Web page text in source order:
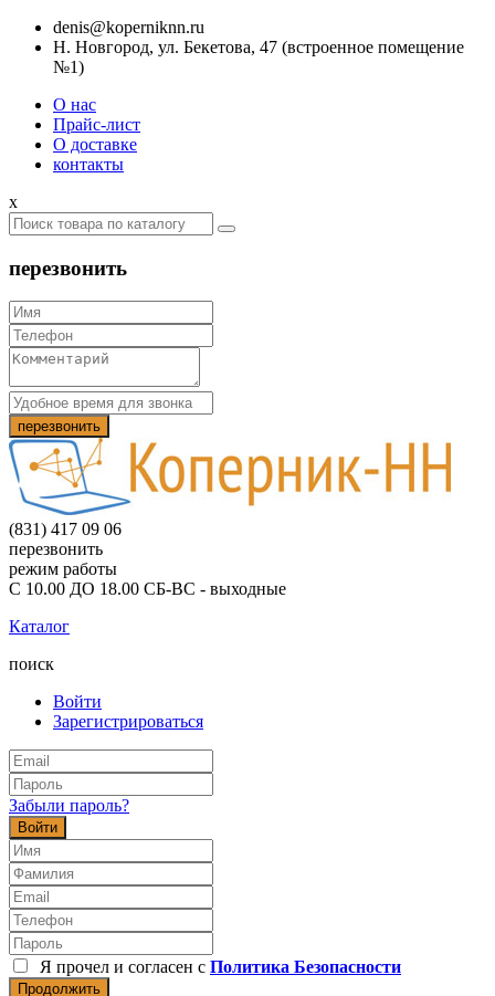
denis@koperniknn.ru
Н. Новгород, ул. Бекетова, 47 (встроенное помещение
№1)
О нас
Прайс-лист
О доставке
контакты
x
перезвонить
(831) 417 09 06
перезвонить
режим работы
С 10.00 ДО 18.00 СБ-ВС - выходные
Каталог
поиск
Войти
Зарегистрироваться
Забыли пароль?
Войти
Я прочел и согласен с Политика Безопасности
Продолжить